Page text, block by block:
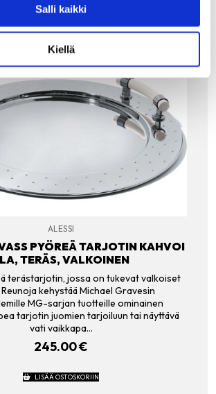
Salli kaikki
Kiellä
ALESSI
PYÖREÄ TARJOTIN KAHVOI
TERÄS, VALKOINEN
terästarjotin, jossa on tukevat valkoiset
kehystää Michael Gravesin
MG-sarjan tuotteille ominainen
tarjotin juomien tarjoiluun tai näyttävä
vati vaikkapa…
245.00€
LISÄÄ OSTOSKORIIN